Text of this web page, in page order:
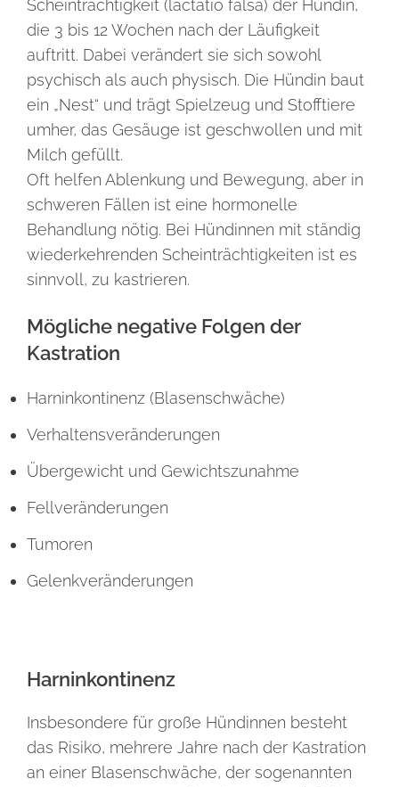
Scheinträchtigkeit (lactatio falsa) der Hündin,
die 3 bis 12 Wochen nach der Läufigkeit
auftritt. Dabei verändert sie sich sowohl
psychisch als auch physisch. Die Hündin baut
ein „Nest“ und trägt Spielzeug und Stofftiere
umher, das Gesäuge ist geschwollen und mit
Milch gefüllt.
Oft helfen Ablenkung und Bewegung, aber in
schweren Fällen ist eine hormonelle
Behandlung nötig. Bei Hündinnen mit ständig
wiederkehrenden Scheinträchtigkeiten ist es
sinnvoll, zu kastrieren.
Mögliche negative Folgen der
Kastration
Harninkontinenz (Blasenschwäche)
Verhaltensveränderungen
Übergewicht und Gewichtszunahme
Fellveränderungen
Tumoren
Gelenkveränderungen
Harninkontinenz
Insbesondere für große Hündinnen besteht
das Risiko, mehrere Jahre nach der Kastration
an einer Blasenschwäche, der sogenannten